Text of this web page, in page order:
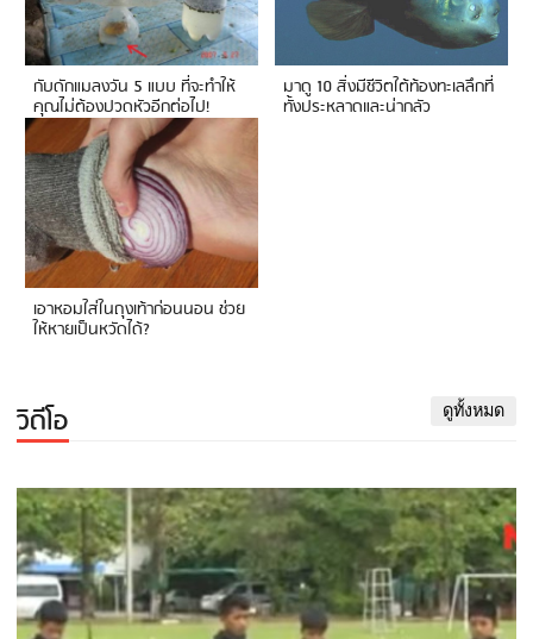
กับดักแมลงวัน 5 แบบ ที่จะทำให้
คุณไม่ต้องปวดหัวอีกต่อไป!
มาดู 10 สิ่งมีชีวิตใต้ท้องทะเลลึกที่
ทั้งประหลาดและน่ากลัว
เอาหอมใส่ในถุงเท้าก่อนนอน ช่วย
ให้หายเป็นหวัดได้?
วิดีโอ ดูทั้งหมด